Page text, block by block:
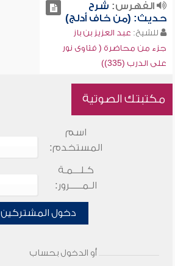
الفهرس: شرح
حديث: (من خاف أدلج)
للشيخ: عبد العزيز بن باز
جزء من محاضرة ( فتاوى نور
على الدرب (335))
مكتبتك الصوتية
اسم
المستخدم:
كـلـــمـة
الـمـــــرور:
دخول المشتركين
أو الدخول بحساب